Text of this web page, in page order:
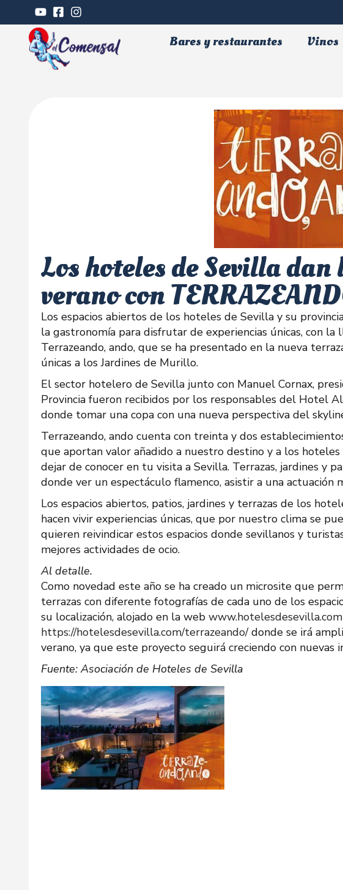
Bares y restaurantes Vinos
Los hoteles de Sevilla
verano con
Los espacios abiertos de los hoteles de Sevilla y su
la gastronomía para disfrutar de experiencias únicas, con
Terrazeando, ando, que se ha presentado en la nueva
únicas a los Jardines de Murillo.
El sector hotelero de Sevilla junto con Manuel Cornax,
Provincia fueron recibidos por los responsables del Hotel
donde tomar una copa con una nueva perspectiva del
Terrazeando, ando cuenta con treinta y dos
que aportan valor añadido a nuestro destino y a los
dejar de conocer en tu visita a Sevilla. Terrazas, jardines y
donde ver un espectáculo flamenco, asistir a una actuación
Los espacios abiertos, patios, jardines y terrazas de los
hacen vivir experiencias únicas, que por nuestro clima se
quieren reivindicar estos espacios donde sevillanos y
mejores actividades de ocio.
Al detalle.
Como novedad este año se ha creado un microsite que
terrazas con diferente fotografías de cada uno de los
su localización, alojado en la web www.hotelesdesevilla.com
https://hotelesdesevilla.com/terrazeando/donde se irá
verano, ya que este proyecto seguirá creciendo con nuevas
Fuente: Asociación de Hoteles de Sevilla